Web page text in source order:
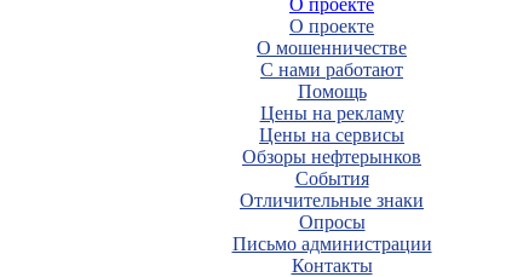
О проекте
О проекте
О мошенничестве
С нами работают
Помощь
Цены на рекламу
Цены на сервисы
Обзоры нефтерынков
События
Отличительные знаки
Опросы
Письмо администрации
Контакты